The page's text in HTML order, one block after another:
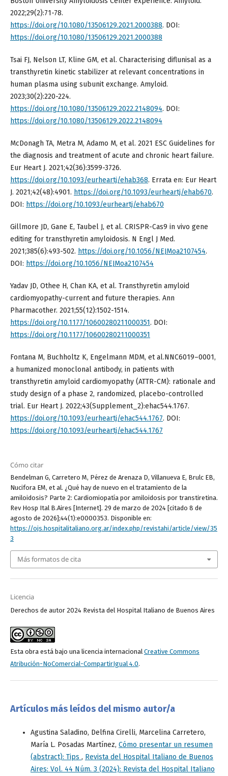
2022;29(2):71-78.
https://doi.org/10.1080/13506129.2021.2000388. DOI:
https://doi.org/10.1080/13506129.2021.2000388
Tsai FJ, Nelson LT, Kline GM, et al. Characterising diflunisal as a
transthyretin kinetic stabilizer at relevant concentrations in
human plasma using subunit exchange. Amyloid.
2023;30(2):220-224.
https://doi.org/10.1080/13506129.2022.2148094. DOI:
https://doi.org/10.1080/13506129.2022.2148094
McDonagh TA, Metra M, Adamo M, et al. 2021 ESC Guidelines for
the diagnosis and treatment of acute and chronic heart failure.
Eur Heart J. 2021;42(36):3599-3726.
https://doi.org/10.1093/eurheartj/ehab368. Errata en: Eur Heart
J. 2021;42(48):4901. https://doi.org/10.1093/eurheartj/ehab670.
DOI: https://doi.org/10.1093/eurheartj/ehab670
Gillmore JD, Gane E, Taubel J, et al. CRISPR-Cas9 in vivo gene
editing for transthyretin amyloidosis. N Engl J Med.
2021;385(6):493-502. https://doi.org/10.1056/NEJMoa2107454.
DOI: https://doi.org/10.1056/NEJMoa2107454
Yadav JD, Othee H, Chan KA, et al. Transthyretin amyloid
cardiomyopathy-current and future therapies. Ann
Pharmacother. 2021;55(12):1502-1514.
https://doi.org/10.1177/10600280211000351. DOI:
https://doi.org/10.1177/10600280211000351
Fontana M, Buchholtz K, Engelmann MDM, et al.NNC6019–0001,
a humanized monoclonal antibody, in patients with
transthyretin amyloid cardiomyopathy (ATTR-CM): rationale and
study design of a phase 2, randomized, placebo-controlled
trial. Eur Heart J. 2022;43(Supplement_2):ehac544.1767.
https://doi.org/10.1093/eurheartj/ehac544.1767. DOI:
https://doi.org/10.1093/eurheartj/ehac544.1767
Licencia
Derechos de autor 2024 Revista del Hospital Italiano de Buenos Aires
Esta obra está bajo una licencia internacional Creative Commons
Atribución-NoComercial-CompartirIgual 4.0.
Cómo citar
Bendelman G, Carretero M, Pérez de Arenaza D, Villanueva E, Brulc EB,
Nucifora EM, et al. ¿Qué hay de nuevo en el tratamiento de la
amiloidosis? Parte 2: Cardiomiopatía por amiloidosis por transtiretina.
Rev Hosp Ital B.Aires [Internet]. 29 de marzo de 2024 [citado 8 de
agosto de 2026];44(1):e0000353. Disponible en:
https://ojs.hospitalitaliano.org.ar/index.php/revistahi/article/view/35
3
Más formatos de cita
Artículos más leídos del mismo autor/a
Agustina Saladino, Delfina Cirelli, Marcelina Carretero,
María L. Posadas Martínez, Cómo presentar un resumen
(abstract): Tips , Revista del Hospital Italiano de Buenos
Aires: Vol. 44 Núm. 3 (2024): Revista del Hospital Italiano